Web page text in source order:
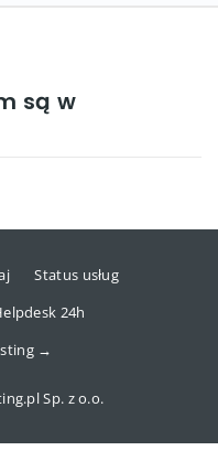
są w
Status usług
24h
→
Sp. z o.o.